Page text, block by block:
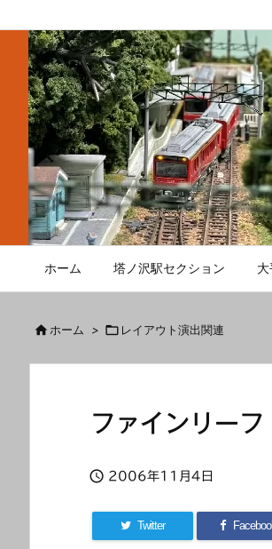
ホーム 塔ノ沢駅セクション
 ホーム >  レイアウト演出関連
ファインリーフ
 2006年11月4日
Twitter